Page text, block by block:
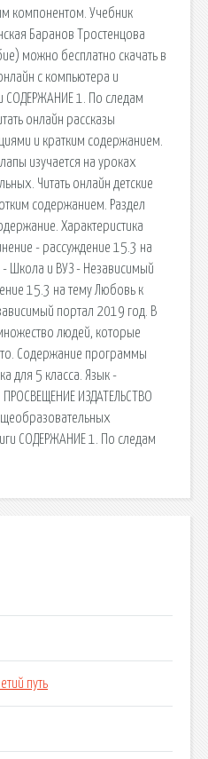
компонентом. Учебник
Баранов Тростенцова
можно бесплатно скачать в
с компьютера и
СОДЕРЖАНИЕ 1. По следам
онлайн рассказы
и кратким содержанием.
изучается на уроках
Читать онлайн детские
содержанием. Раздел
Характеристика
- рассуждение 15.3 на
- Школа и ВУЗ - Независимый
15.3 на тему Любовь к
портал 2019 год. В
людей, которые
Содержание программы
для 5 класса. Язык -
ПРОСВЕЩЕНИЕ ИЗДАТЕЛЬСТВО
СОДЕРЖАНИЕ 1. По следам
путь